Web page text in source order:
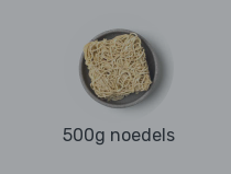
500g noedels